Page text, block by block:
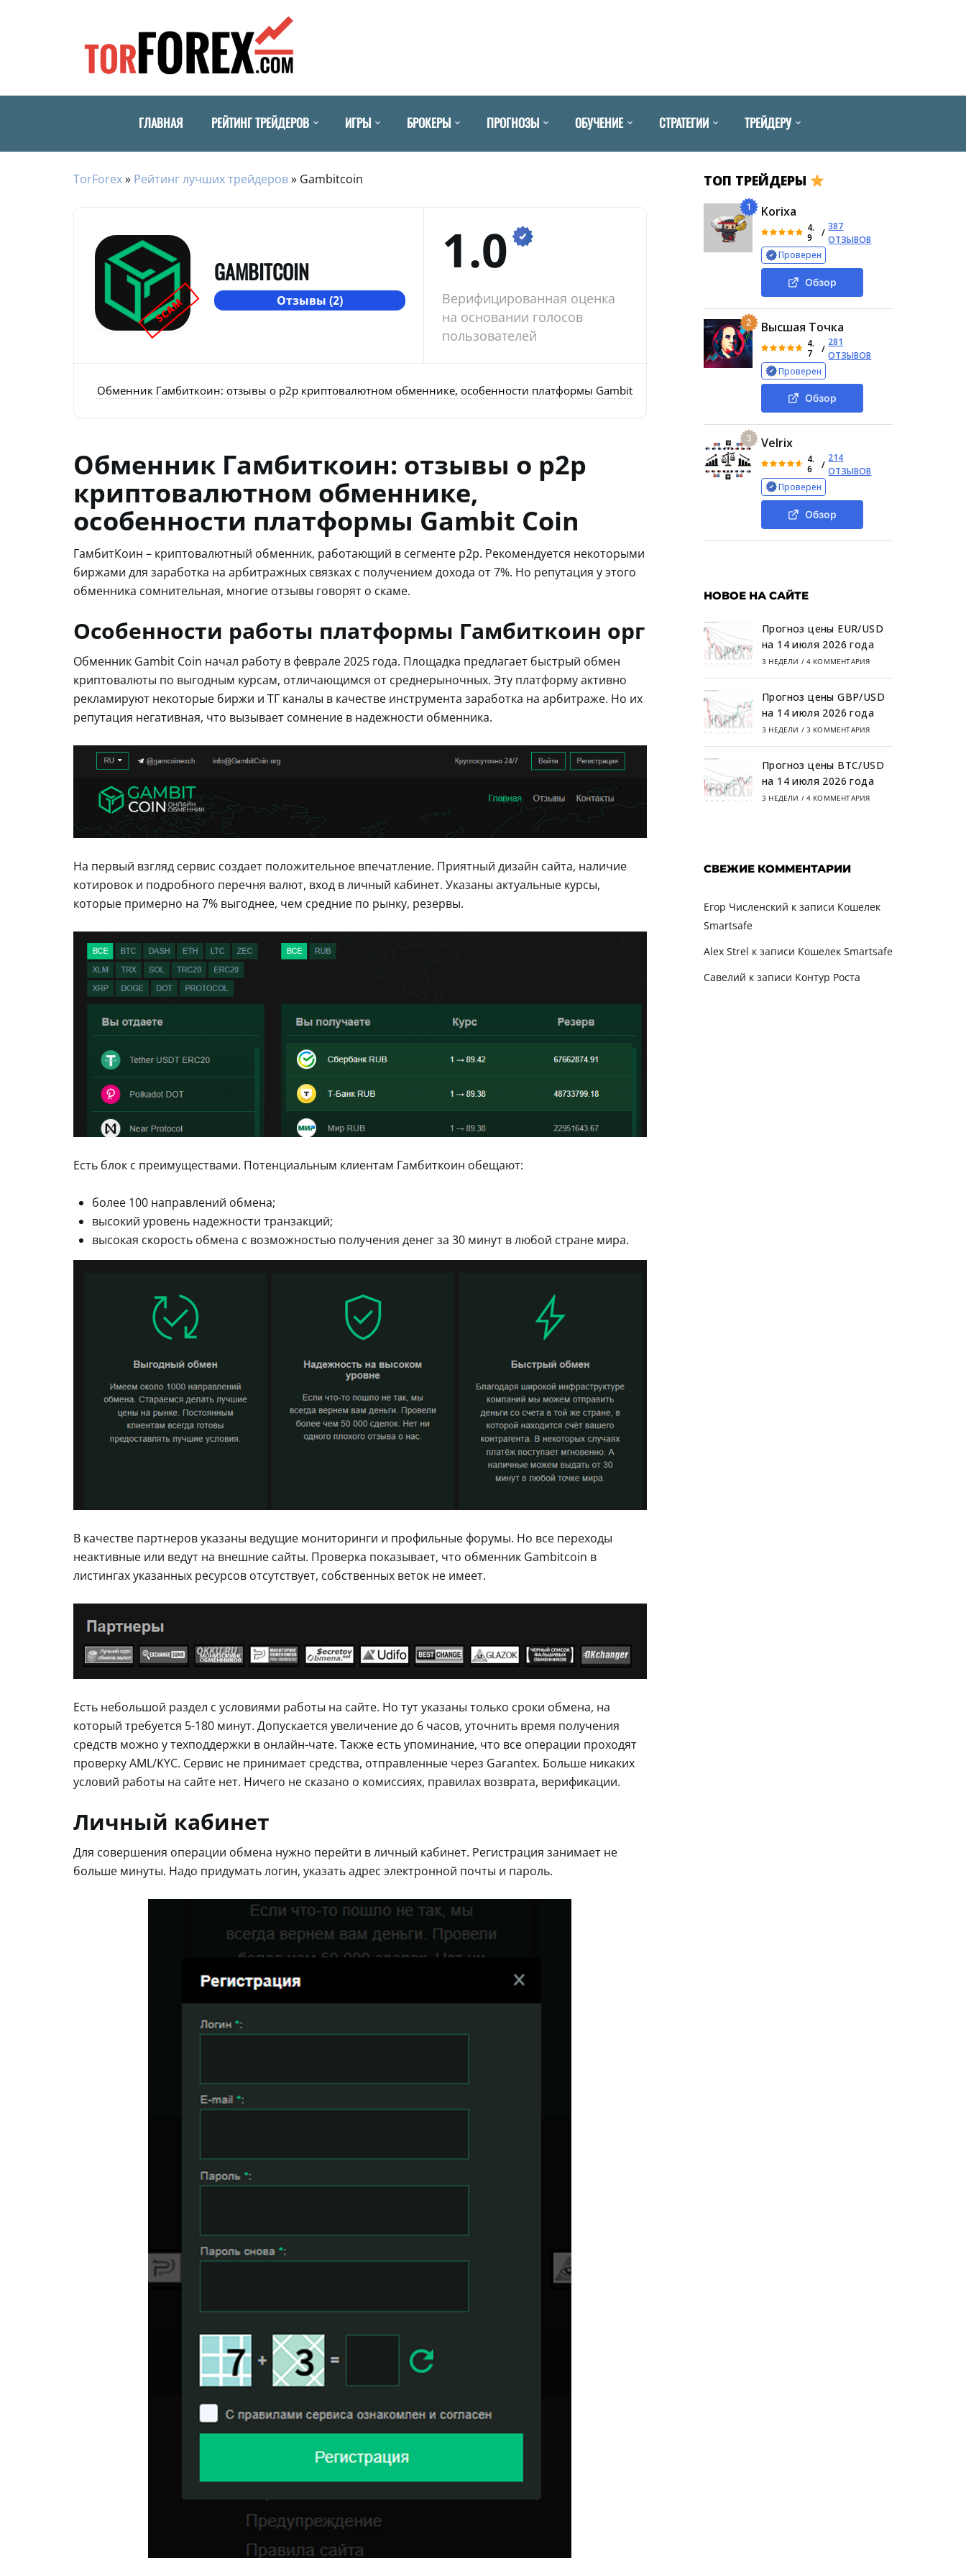
ГЛАВНАЯ РЕЙТИНГ ТРЕЙДЕРОВ ИГРЫ БРОКЕРЫ ПРОГНОЗЫ ОБУЧЕНИЕ СТРАТЕГИИ ТРЕЙДЕРУ
TorForex» Рейтинг лучших трейдеров» Gambitcoin
SCAM
GAMBITCOIN
Отзывы (2)
1.0
Верифицированная оценка
на основании голосов
пользователей
Обменник Гамбиткоин: отзывы о p2p криптовалютном обменнике, особенности платформы Gambit Coin Особенности работы платформы Гамбиткоин орг
Обменник Гамбиткоин: отзывы о p2p
криптовалютном обменнике,
особенности платформы Gambit Coin
ГамбитКоин – криптовалютный обменник, работающий в сегменте p2p. Рекомендуется некоторыми
биржами для заработка на арбитражных связках с получением дохода от 7%. Но репутация у этого
обменника сомнительная, многие отзывы говорят о скаме.
Особенности работы платформы Гамбиткоин орг
Обменник Gambit Coin начал работу в феврале 2025 года. Площадка предлагает быстрый обмен
криптовалюты по выгодным курсам, отличающимся от среднерыночных. Эту платформу активно
рекламируют некоторые биржи и ТГ каналы в качестве инструмента заработка на арбитраже. Но их
репутация негативная, что вызывает сомнение в надежности обменника.
На первый взгляд сервис создает положительное впечатление. Приятный дизайн сайта, наличие
котировок и подробного перечня валют, вход в личный кабинет. Указаны актуальные курсы,
которые примерно на 7% выгоднее, чем средние по рынку, резервы.
Есть блок с преимуществами. Потенциальным клиентам Гамбиткоин обещают:
более 100 направлений обмена;
высокий уровень надежности транзакций;
высокая скорость обмена с возможностью получения денег за 30 минут в любой стране мира.
В качестве партнеров указаны ведущие мониторинги и профильные форумы. Но все переходы
неактивные или ведут на внешние сайты. Проверка показывает, что обменник Gambitcoin в
листингах указанных ресурсов отсутствует, собственных веток не имеет.
Есть небольшой раздел с условиями работы на сайте. Но тут указаны только сроки обмена, на
который требуется 5-180 минут. Допускается увеличение до 6 часов, уточнить время получения
средств можно у техподдержки в онлайн-чате. Также есть упоминание, что все операции проходят
проверку AML/KYC. Сервис не принимает средства, отправленные через Garantex. Больше никаких
условий работы на сайте нет. Ничего не сказано о комиссиях, правилах возврата, верификации.
Личный кабинет
Для совершения операции обмена нужно перейти в личный кабинет. Регистрация занимает не
больше минуты. Надо придумать логин, указать адрес электронной почты и пароль.
ТОП ТРЕЙДЕРЫ
1 Korixa
4.
9
/
387
ОТЗЫВОВ
Проверен
Обзор
2 Высшая Точка
4.
7
/
281
ОТЗЫВОВ
Проверен
Обзор
3 Velrix
4.
6
/
214
ОТЗЫВОВ
Проверен
Обзор
НОВОЕ НА САЙТЕ
Прогноз цены EUR/USD
на 14 июля 2026 года
3 НЕДЕЛИ / 4 КОММЕНТАРИЯ
Прогноз цены GBP/USD
на 14 июля 2026 года
3 НЕДЕЛИ / 3 КОММЕНТАРИЯ
Прогноз цены BTC/USD
на 14 июля 2026 года
3 НЕДЕЛИ / 4 КОММЕНТАРИЯ
СВЕЖИЕ КОММЕНТАРИИ
Егор Численский к записи Кошелек
Smartsafe
Alex Strel к записи Кошелек Smartsafe
Савелий к записи Контур Роста